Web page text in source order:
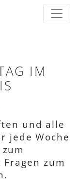
IM
und alle
jede Woche
zum